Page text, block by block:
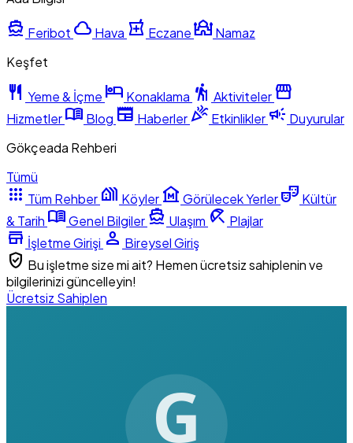
directions_boat Feribot cloud Hava local_pharmacy EczanemosqueNamaz
Keşfet
restaurant Yeme & İçme hotel Konaklama hiking Aktiviteler storefront
Hizmetlermenu_book Blog newspaper Haberler celebrationEtkinlikler campaign Duyurular
Gökçeada Rehberi
Tümü
apps Tüm Rehber holiday_village Köyler museum Görülecek Yerlertheater_comedy Kültür
& Tarih menu_bookGenel Bilgiler directions_boat Ulaşım beach_access Plajlar
store İşletme Girişi person Bireysel Giriş
verified_user Bu işletme size mi ait? Hemen ücretsiz sahiplenin ve
bilgilerinizi güncelleyin!
Ücretsiz Sahiplen